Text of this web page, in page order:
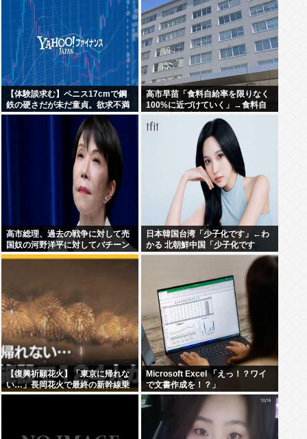
【体験談求む】ペニス17cmで鋼
鉄の硬さだが未だ童貞。欲求不満
パート主婦とかならペニスだけで
高市早苗「食料自給率を限りなく
100%に近づけていく」→食料自
給率が日本史上最低になってしま
う
高市総理、過去の戦争に対して売
国奴の河野洋平に対してバチーン
と物申してしまう
日本韓国台湾「少子化です」←わ
かる 北朝鮮中国「少子化です
【復興祈願花火】「東京に帰れな
い…」長岡花火で最終の新幹線乗
れず124人が付近施設で一夜明か
Microsoft Excel 「えっ！？ワイ
で文書作成を！？」